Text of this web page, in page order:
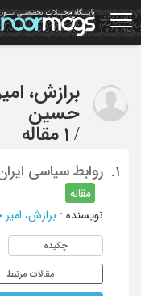
Skip
to
main
برازش،
حسین
/ 1 مقاله
1. روابط سیاسی
مقاله
نویسنده : برازش،
چکیده
مقالات مرتبط